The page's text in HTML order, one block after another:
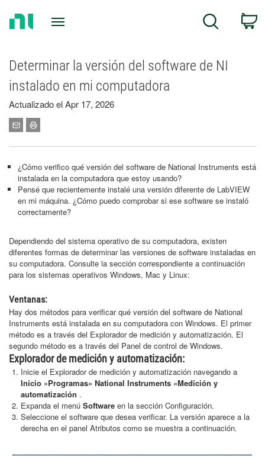
Search
Determinar la versión del software de NI
instalado en mi computadora
Actualizado el Apr 17, 2026
¿Cómo verifico qué versión del software de National Instruments está
instalada en la computadora que estoy usando?
Pensé que recientemente instalé una versión diferente de LabVIEW
en mi máquina. ¿Cómo puedo comprobar si ese software se instaló
correctamente?
Dependiendo del sistema operativo de su computadora, existen
diferentes formas de determinar las versiones de software instaladas en
su computadora. Consulte la sección correspondiente a continuación
para los sistemas operativos Windows, Mac y Linux:
Ventanas:
Hay dos métodos para verificar qué versión del software de National
Instruments está instalada en su computadora con Windows. El primer
método es a través del Explorador de medición y automatización. El
segundo método es a través del Panel de control de Windows.
Explorador de medición y automatización:
Inicie el Explorador de medición y automatización navegando a
Inicio »Programas» National Instruments »Medición y
automatización .
Expanda el menú Software en la sección Configuración.
Seleccione el software que desea verificar. La versión aparece a la
derecha en el panel Atributos como se muestra a continuación.